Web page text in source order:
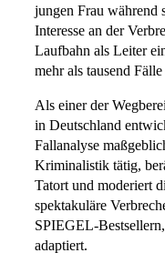
jungen Frau während
Interesse an der
Laufbahn als Leiter
mehr als tausend
Als einer der
in Deutschland
Fallanalyse
Kriminalistik tätig,
Tatort und moderiert
spektakuläre
SPIEGEL-
adaptiert.